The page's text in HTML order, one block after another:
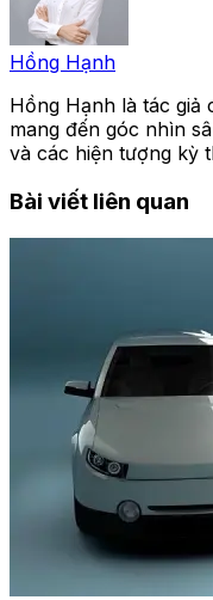
Hồng Hạnh
Hồng Hạnh là tác giả
mang đến góc nhìn
và các hiện tượng kỳ
Bài viết liên quan